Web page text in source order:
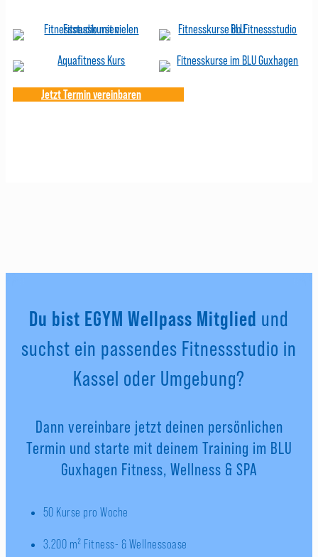
Jetzt Termin vereinbaren
Du bist EGYM Wellpass Mitglied und
suchst ein passendes Fitnessstudio in
Kassel oder Umgebung?
Dann vereinbare jetzt deinen persönlichen
Termin und starte mit deinem Training im BLU
Guxhagen Fitness, Wellness & SPA
50 Kurse pro Woche
3.200 m² Fitness- & Wellnessoase